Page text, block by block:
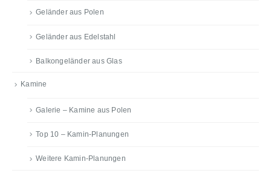
Geländer aus Polen
Geländer aus Edelstahl
Balkongeländer aus Glas
Kamine
Galerie – Kamine aus Polen
Top 10 – Kamin-Planungen
Weitere Kamin-Planungen